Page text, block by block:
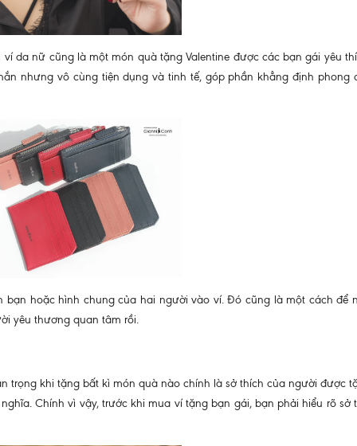
da nữ cũng là một món quà tặng Valentine được các bạn gái yêu
nhưng vô cùng tiện dụng và tinh tế, góp phần khẳng định phong
hoặc hình chung của hai người vào ví. Đó cũng là một cách để
yêu thương quan tâm rồi.
trọng khi tặng bất kì món quà nào chính là sở thích của người được
Chính vì vậy, trước khi mua ví tặng bạn gái, bạn phải hiểu rõ sở